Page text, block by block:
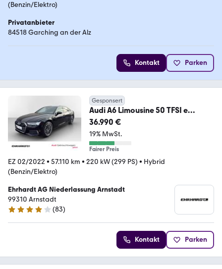
(Benzin/Elektro)
Privatanbieter
84518 Garching an der Alz
Kontakt Parken
Gesponsert
Audi A6 Limousine 50 TFSI e
quattro S tronic design H
36.990 €
19% MwSt.
Fairer Preis
EZ 02/2022 • 57.110 km • 220 kW (299 PS) • Hybrid
(Benzin/Elektro)
Ehrhardt AG Niederlassung Arnstadt
99310 Arnstadt
4.1 Sterne
(83)
Kontakt Parken